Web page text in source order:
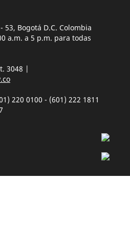
53, Bogotá D.C. Colombia
a.m. a 5 p.m. para todas
3048 |
220 0100 - (601) 222 1811